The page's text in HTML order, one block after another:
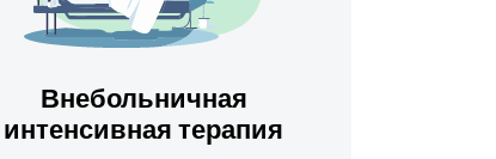
Внебольничная
интенсивная терапия